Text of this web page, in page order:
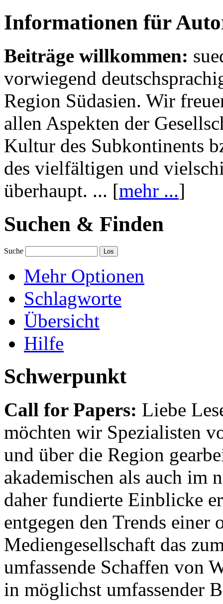
Informationen für
Beiträge willkommen:
vorwiegend
Region Südasien. Wir
allen Aspekten der
Kultur des Subkontinents
des vielfältigen und
überhaupt. ... [mehr ...]
Suchen & Finden
Suche
Mehr Optionen
Schlagworte
Übersicht
Hilfe
Schwerpunkt
Call for Papers: Liebe
möchten wir Spezialisten
und über die Region
akademischen als auch im
daher fundierte Einblicke
entgegen den Trends einer
Mediengesellschaft das
umfassende Schaffen von
in möglichst umfassender